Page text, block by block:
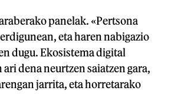
panelak. «Pertsona
eta haren nabigazio
dugu. Ekosistema digital
dena neurtzen saiatzen gara,
jarrita, eta horretarako